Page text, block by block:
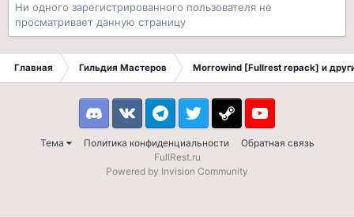
Ни одного зарегистрированного пользователя не
просматривает данную страницу
Главная Гильдия Мастеров Morrowind [Fullrest repack] и
Тема Политика конфиденциальности Обратная связь
DiscordVK TelegramTwitter Steam Youtube
FullRest.ru
Powered by Invision Community